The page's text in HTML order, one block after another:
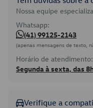
Nossa equipe
Whatsapp:
(41) 99125-2143
(apenas mensagens de texto,
Horário de atendimento:
Segunda à sexta, das
Verifique a